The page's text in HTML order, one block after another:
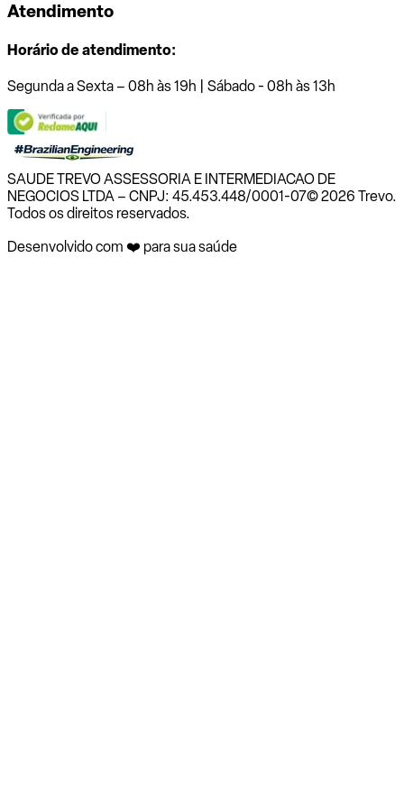
Atendimento
Horário de atendimento:
Segunda a Sexta – 08h às 19h | Sábado - 08h às 13h
SAUDE TREVO ASSESSORIA E INTERMEDIACAO DE
NEGOCIOS LTDA – CNPJ: 45.453.448/0001-07© 2026 Trevo.
Todos os direitos reservados.
Desenvolvido com ❤️ para sua saúde